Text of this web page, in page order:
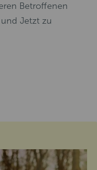
Betroffenen
Jetzt zu